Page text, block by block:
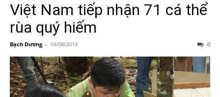
Việt Nam tiếp nhận 71 cá thể
rùa quý hiếm
Bạch Dương - 19/08/2013 0